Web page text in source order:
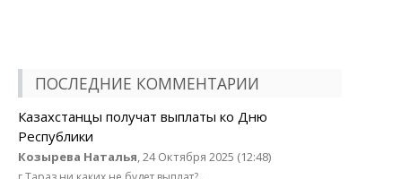
ПОСЛЕДНИЕ КОММЕНТАРИИ
Казахстанцы получат выплаты ко Дню
Республики
Козырева Наталья, 24 Октября 2025 (12:48)